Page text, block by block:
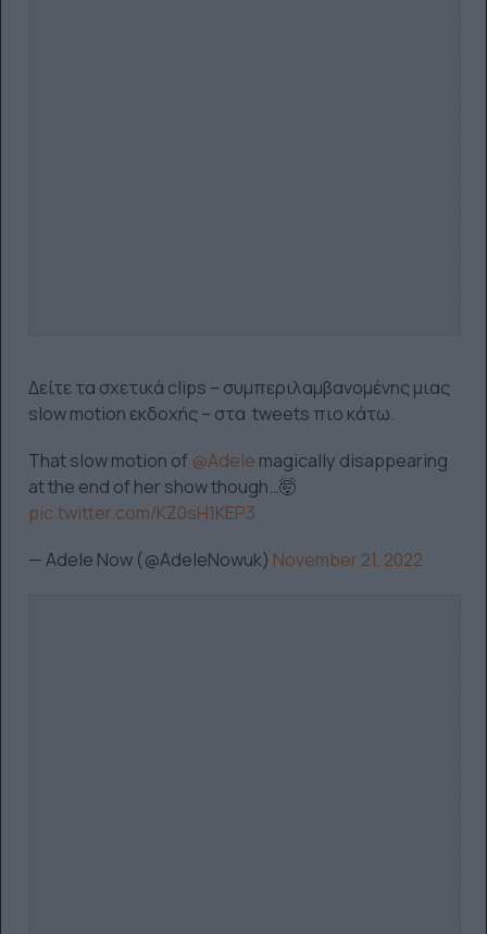
Δείτε τα σχετικά clips – συμπεριλαμβανομένης μιας
slow motion εκδοχής – στα tweets πιο κάτω.
That slow motion of @Adele magically disappearing
at the end of her show though…🤯
pic.twitter.com/KZ0sH1KEP3
— Adele Now (@AdeleNowuk) November 21, 2022